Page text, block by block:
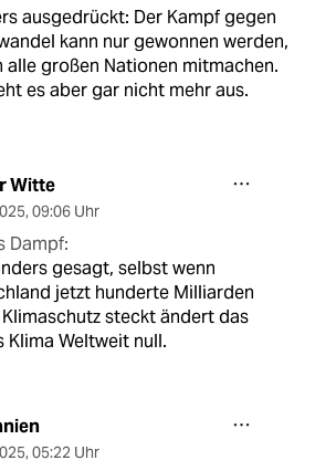
ausgedrückt: Der Kampf gegen
kann nur gewonnen werden,
alle großen Nationen mitmachen.
es aber gar nicht mehr aus.
Witte
, 09:06 Uhr
Dampf:
gesagt, selbst wenn
jetzt hunderte Milliarden
steckt ändert das
Klima Weltweit null.
, 05:22 Uhr